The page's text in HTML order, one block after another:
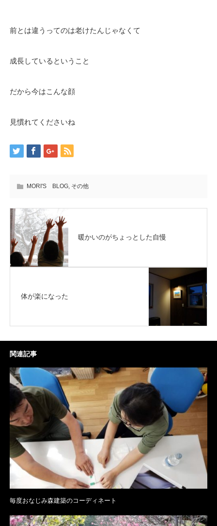
前とは違うってのは老けたんじゃなくて
成長しているということ
だから今はこんな顔
見慣れてくださいね
MORI'S BLOG, その他
暖かいのがちょっとした自慢
体が楽になった
関連記事
毎度おなじみ森建築のコーディネート